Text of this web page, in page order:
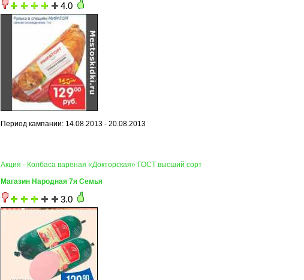
4.0
Период кампании: 14.08.2013 - 20.08.2013
Акция - Колбаса вареная «Докторская» ГОСТ высший сорт
Магазин Народная 7я Семья
3.0